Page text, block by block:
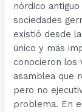
nórdico antiguo
sociedades
existió desde
único y más
conocieron los
asamblea que
pero no
problema. En